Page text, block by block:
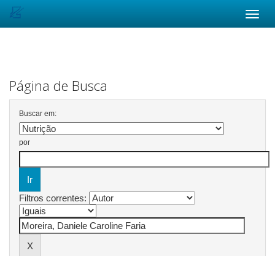
Página de Busca
Buscar em:
por
Filtros correntes: